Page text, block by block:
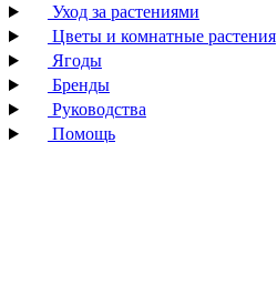
Уход за растениями
Цветы и комнатные растения
Ягоды
Бренды
Руководства
Помощь